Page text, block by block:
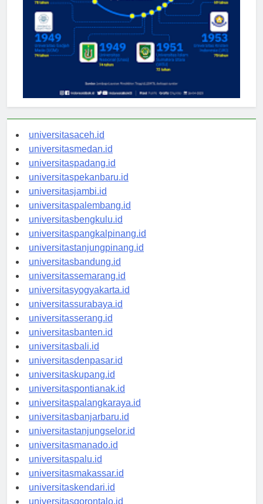
universitasaceh.id
universitasmedan.id
universitaspadang.id
universitaspekanbaru.id
universitasjambi.id
universitaspalembang.id
universitasbengkulu.id
universitaspangkalpinang.id
universitastanjungpinang.id
universitasbandung.id
universitassemarang.id
universitasyogyakarta.id
universitassurabaya.id
universitasserang.id
universitasbanten.id
universitasbali.id
universitasdenpasar.id
universitaskupang.id
universitaspontianak.id
universitaspalangkaraya.id
universitasbanjarbaru.id
universitastanjungselor.id
universitasmanado.id
universitaspalu.id
universitasmakassar.id
universitaskendari.id